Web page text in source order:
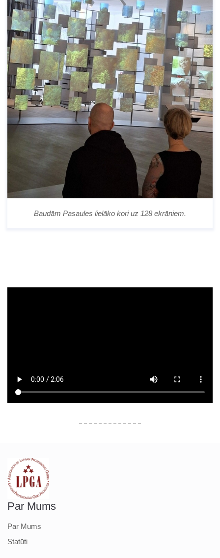
Baudām Pasaules lielāko kori uz 128 ekrāniem.
Par Mums
Par Mums
Statūti